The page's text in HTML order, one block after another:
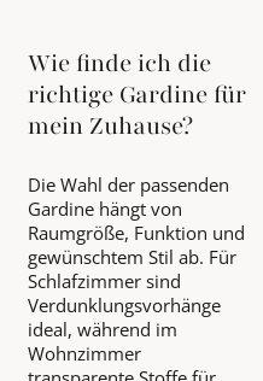
Wie finde ich die
richtige Gardine für
mein Zuhause?
Die Wahl der passenden
Gardine hängt von
Raumgröße, Funktion und
gewünschtem Stil ab. Für
Schlafzimmer sind
Verdunklungsvorhänge
ideal, während im
Wohnzimmer